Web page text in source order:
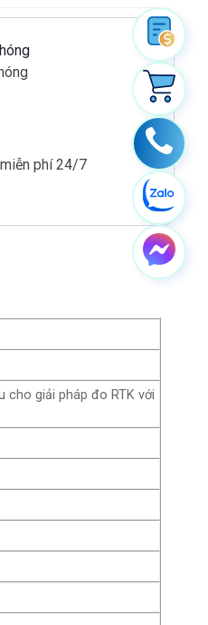
phí 24/7
cho giải pháp đo RTK với